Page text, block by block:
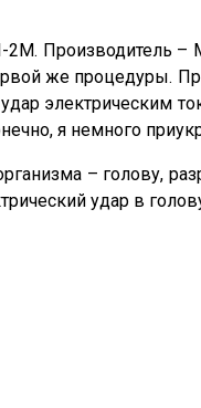
2М. Производитель
же процедуры.
электрическим
я немного
– голову,
удар в